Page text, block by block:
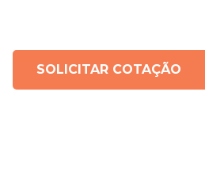
SOLICITAR COTAÇÃO